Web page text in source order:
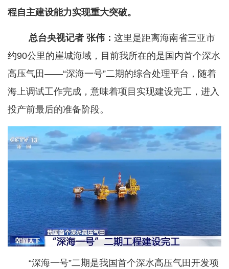
程自主建设能力实现重大突破。
总台央视记者 张伟： 这里是距离海南省三亚市
约90公里的崖城海域，目前我所在的是国内首个深水
高压气田——“深海一号”二期的综合处理平台，随着
海上调试工作完成，意味着项目实现建设完工，进入
投产前最后的准备阶段。
“深海一号”二期是我国首个深水高压气田开发项